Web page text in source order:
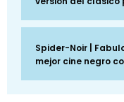
Spider-Noir |
mejor cine negro